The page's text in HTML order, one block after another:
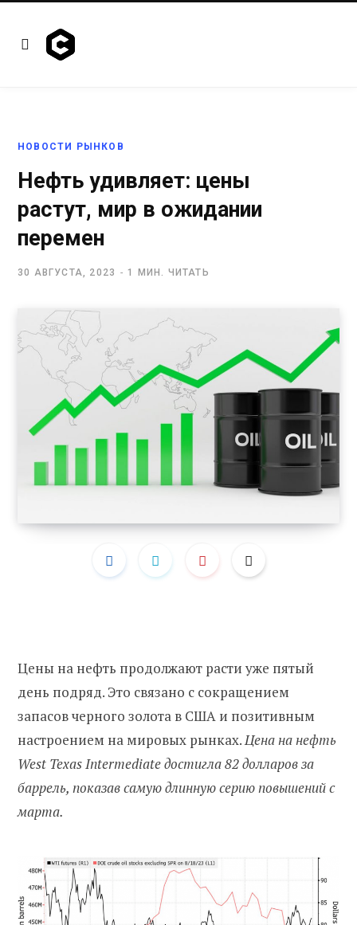
НОВОСТИ РЫНКОВ
Нефть удивляет: цены
растут, мир в ожидании
перемен
30 АВГУСТА, 2023 1 МИН. ЧИТАТЬ
Цены на нефть продолжают расти уже пятый
день подряд. Это связано с сокращением
запасов черного золота в США и позитивным
настроением на мировых рынках.Цена на нефть
West Texas Intermediate достигла 82 долларов за
баррель, показав самую длинную серию повышений с
марта.